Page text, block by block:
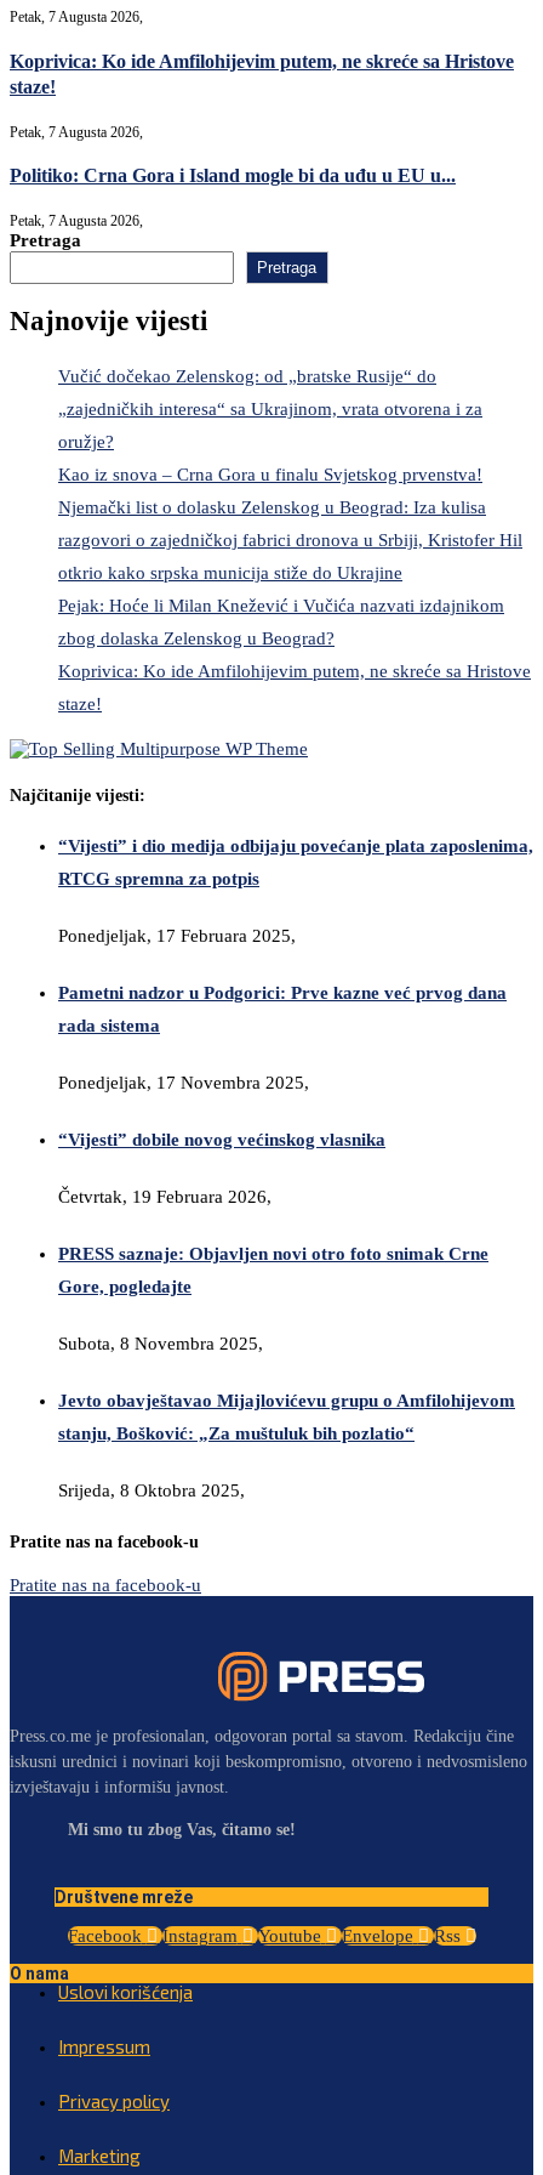
Petak, 7 Augusta 2026,
Koprivica: Ko ide Amfilohijevim putem, ne skreće sa Hristove
staze!
Petak, 7 Augusta 2026,
Politiko: Crna Gora i Island mogle bi da uđu u EU u...
Petak, 7 Augusta 2026,
Pretraga
Pretraga
Najnovije vijesti
Vučić dočekao Zelenskog: od „bratske Rusije“ do
„zajedničkih interesa“ sa Ukrajinom, vrata otvorena i za
oružje?
Kao iz snova – Crna Gora u finalu Svjetskog prvenstva!
Njemački list o dolasku Zelenskog u Beograd: Iza kulisa
razgovori o zajedničkoj fabrici dronova u Srbiji, Kristofer Hil
otkrio kako srpska municija stiže do Ukrajine
Pejak: Hoće li Milan Knežević i Vučića nazvati izdajnikom
zbog dolaska Zelenskog u Beograd?
Koprivica: Ko ide Amfilohijevim putem, ne skreće sa Hristove
staze!
Najčitanije vijesti:
“Vijesti” i dio medija odbijaju povećanje plata zaposlenima,
RTCG spremna za potpis
Ponedjeljak, 17 Februara 2025,
Pametni nadzor u Podgorici: Prve kazne već prvog dana
rada sistema
Ponedjeljak, 17 Novembra 2025,
“Vijesti” dobile novog većinskog vlasnika
Četvrtak, 19 Februara 2026,
PRESS saznaje: Objavljen novi otro foto snimak Crne
Gore, pogledajte
Subota, 8 Novembra 2025,
Jevto obavještavao Mijajlovićevu grupu o Amfilohijevom
stanju, Bošković: „Za muštuluk bih pozlatio“
Srijeda, 8 Oktobra 2025,
Pratite nas na facebook-u
Pratite nas na facebook-u
Press.co.me je profesionalan, odgovoran portal sa stavom. Redakciju čine
iskusni urednici i novinari koji beskompromisno, otvoreno i nedvosmisleno
izvještavaju i informišu javnost.
Mi smo tu zbog Vas, čitamo se!
Društvene mreže
Facebook
Instagram Youtube Envelope
Rss
O nama
Uslovi korišćenja
Impressum
Privacy policy
Marketing